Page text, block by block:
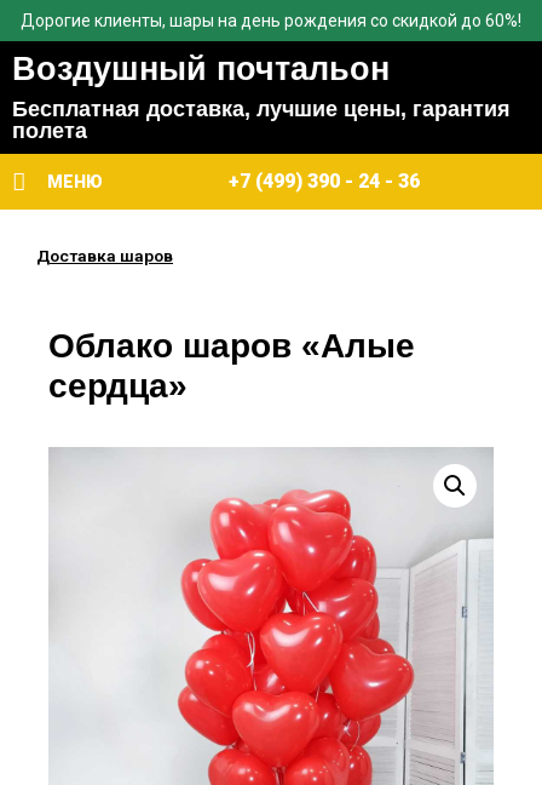
Дорогие клиенты, шары на день рождения со скидкой до 60%!
Воздушный почтальон
Бесплатная доставка, лучшие цены, гарантия
полета
МЕНЮ +7 (499) 390 - 24 - 36
Доставка шаров
Облако шаров «Алые
сердца»